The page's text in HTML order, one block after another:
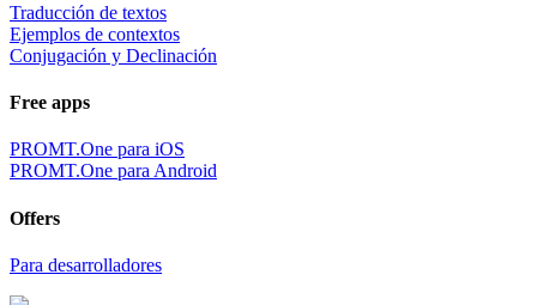
Traducción de textos
Ejemplos de contextos
Conjugación y Declinación
Free apps
PROMT.One para iOS
PROMT.One para Android
Offers
Para desarrolladores